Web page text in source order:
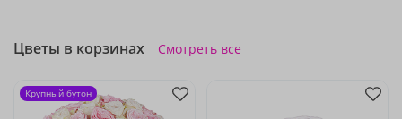
Цветы в корзинах Смотреть все
Крупный бутон